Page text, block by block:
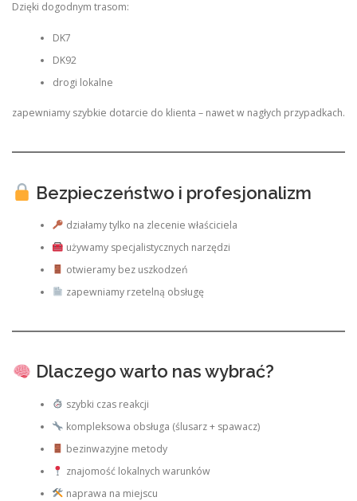
Dzięki dogodnym trasom:
DK7
DK92
drogi lokalne
zapewniamy szybkie dotarcie do klienta – nawet w nagłych przypadkach.
Bezpieczeństwo i profesjonalizm
działamy tylko na zlecenie właściciela
używamy specjalistycznych narzędzi
otwieramy bez uszkodzeń
zapewniamy rzetelną obsługę
Dlaczego warto nas wybrać?
szybki czas reakcji
kompleksowa obsługa (ślusarz + spawacz)
bezinwazyjne metody
znajomość lokalnych warunków
naprawa na miejscu